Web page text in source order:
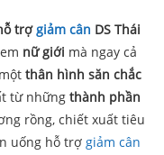
trợgiảm cân DS Thái
nữ giới mà ngay cả
thân hình săn chắc
từ những thành phần
rồng, chiết xuất tiêu
uống hỗ trợ giảm cân